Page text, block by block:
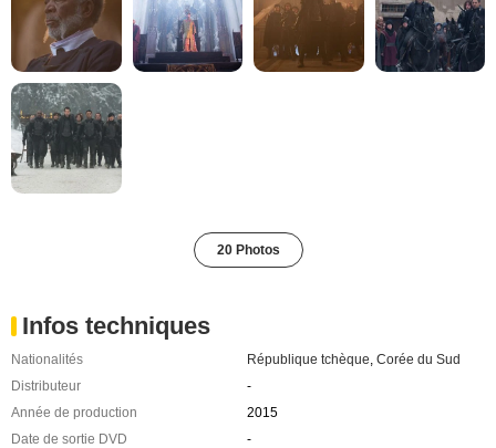
20 Photos
Infos techniques
Nationalités République tchèque, Corée du Sud
Distributeur
-
Année de production
2015
Date de sortie DVD
-